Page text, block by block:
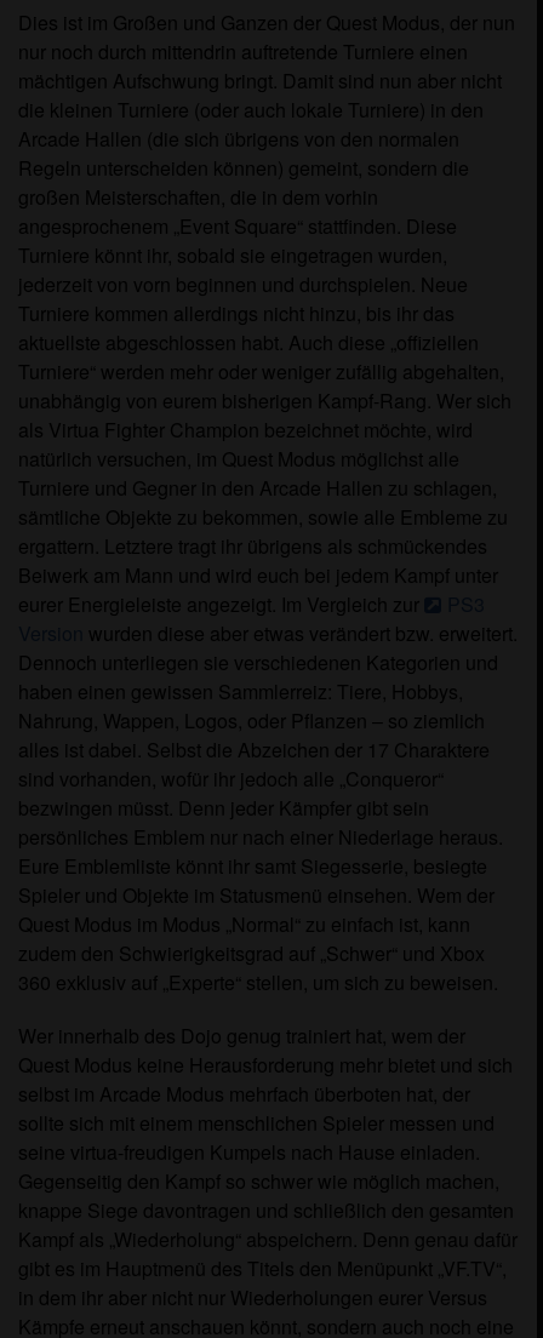
Dies ist im Großen und Ganzen der Quest Modus, der nun
nur noch durch mittendrin auftretende Turniere einen
mächtigen Aufschwung bringt. Damit sind nun aber nicht
die kleinen Turniere (oder auch lokale Turniere) in den
Arcade Hallen (die sich übrigens von den normalen
Regeln unterscheiden können) gemeint, sondern die
großen Meisterschaften, die in dem vorhin
angesprochenem „Event Square“ stattfinden. Diese
Turniere könnt ihr, sobald sie eingetragen wurden,
jederzeit von vorn beginnen und durchspielen. Neue
Turniere kommen allerdings nicht hinzu, bis ihr das
aktuellste abgeschlossen habt. Auch diese „offiziellen
Turniere“ werden mehr oder weniger zufällig abgehalten,
unabhängig von eurem bisherigen Kampf-Rang. Wer sich
als Virtua Fighter Champion bezeichnet möchte, wird
natürlich versuchen, im Quest Modus möglichst alle
Turniere und Gegner in den Arcade Hallen zu schlagen,
sämtliche Objekte zu bekommen, sowie alle Embleme zu
ergattern. Letztere tragt ihr übrigens als schmückendes
Beiwerk am Mann und wird euch bei jedem Kampf unter
eurer Energieleiste angezeigt. Im Vergleich zur
wurden diese aber etwas verändert bzw. erweitert.
Dennoch unterliegen sie verschiedenen Kategorien und
haben einen gewissen Sammlerreiz: Tiere, Hobbys,
Nahrung, Wappen, Logos, oder Pflanzen – so ziemlich
alles ist dabei. Selbst die Abzeichen der 17 Charaktere
sind vorhanden, wofür ihr jedoch alle „Conqueror“
bezwingen müsst. Denn jeder Kämpfer gibt sein
persönliches Emblem nur nach einer Niederlage heraus.
Eure Emblemliste könnt ihr samt Siegesserie, besiegte
Spieler und Objekte im Statusmenü einsehen. Wem der
Quest Modus im Modus „Normal“ zu einfach ist, kann
zudem den Schwierigkeitsgrad auf „Schwer“ und Xbox
360 exklusiv auf „Experte“ stellen, um sich zu beweisen.
Wer innerhalb des Dojo genug trainiert hat, wem der
Quest Modus keine Herausforderung mehr bietet und sich
selbst im Arcade Modus mehrfach überboten hat, der
sollte sich mit einem menschlichen Spieler messen und
seine virtua-freudigen Kumpels nach Hause einladen.
Gegenseitig den Kampf so schwer wie möglich machen,
knappe Siege davontragen und schließlich den gesamten
Kampf als „Wiederholung“ abspeichern. Denn genau dafür
gibt es im Hauptmenü des Titels den Menüpunkt „VF.TV“,
in dem ihr aber nicht nur Wiederholungen eurer Versus
Kämpfe erneut anschauen könnt, sondern auch noch eine